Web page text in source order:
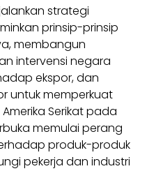
strategi
prinsip-prinsip
membangun
intervensi negara
ekspor, dan
untuk memperkuat
Serikat pada
memulai perang
produk-produk
pekerja dan industri